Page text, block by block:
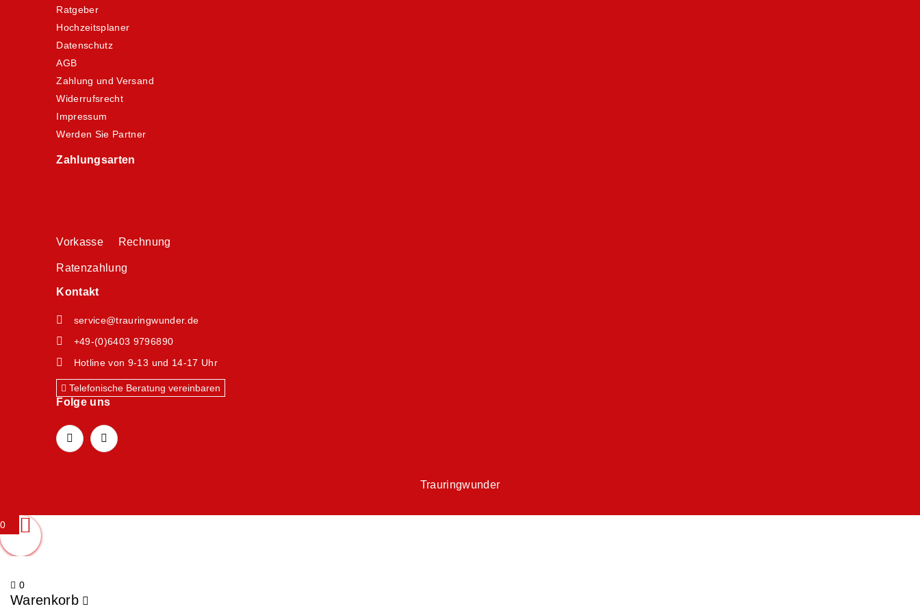
Ratgeber
Hochzeitsplaner
Datenschutz
AGB
Zahlung und Versand
Widerrufsrecht
Impressum
Werden Sie Partner
Zahlungsarten
Vorkasse Rechnung
Ratenzahlung
Kontakt
service@trauringwunder.de
+49-(0)6403 9796890
Hotline von 9-13 und 14-17 Uhr
Telefonische Beratung vereinbaren
Folge uns
Trauringwunder
0
0
Warenkorb